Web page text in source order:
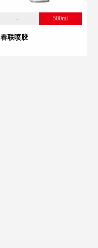
- 500ml
春联喷胶